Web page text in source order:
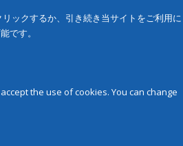
ックするか、引き続き当サイトをご利用に
です。
the use of cookies. You can change